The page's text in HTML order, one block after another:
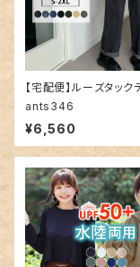
【宅配便】ルーズタッ
ants346
¥6,560